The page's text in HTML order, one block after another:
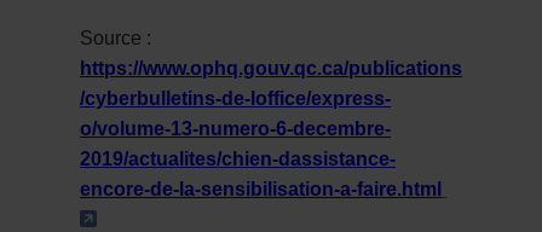
Source :
https://www.ophq.gouv.qc.ca/publications
/cyberbulletins-de-loffice/express-
o/volume-13-numero-6-decembre-
2019/actualites/chien-dassistance-
encore-de-la-sensibilisation-a-faire.html
- Cet hyperlien s'ouvrira dans une nouvelle